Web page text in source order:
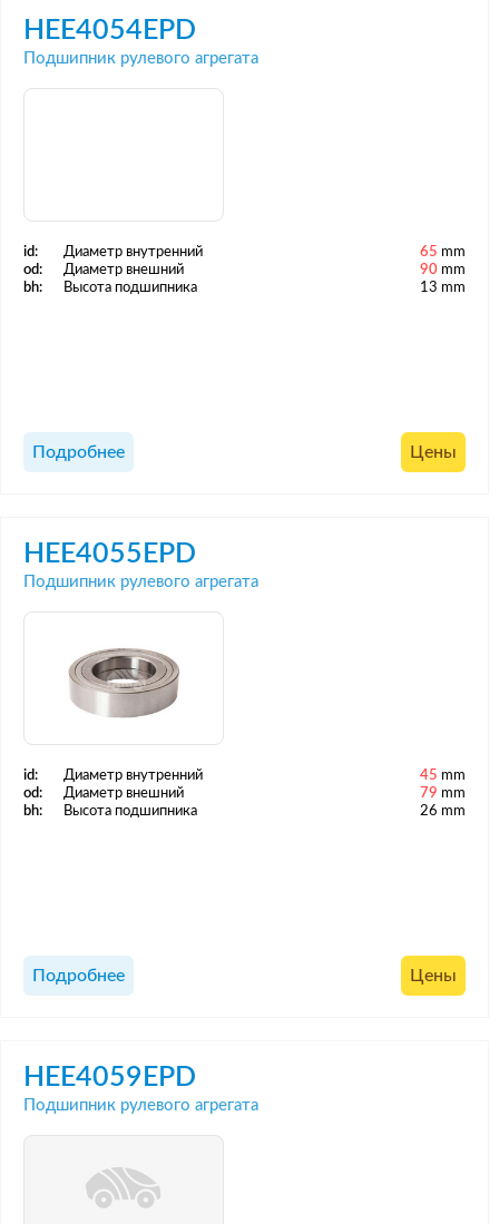
HEE4054EPD
Подшипник рулевого агрегата
id: Диаметр внутренний 65 mm
od:
Диаметр внешний 90 mm
bh:
Высота подшипника 13 mm
Подробнее Цены
HEE4055EPD
Подшипник рулевого агрегата
id: Диаметр внутренний 45 mm
od:
Диаметр внешний 79 mm
bh:
Высота подшипника 26 mm
Подробнее Цены
HEE4059EPD
Подшипник рулевого агрегата